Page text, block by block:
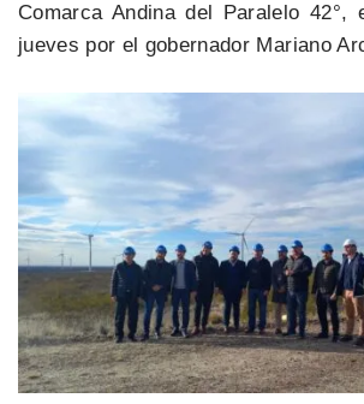
Comarca Andina del Paralelo 42°,
jueves por el gobernador Mariano